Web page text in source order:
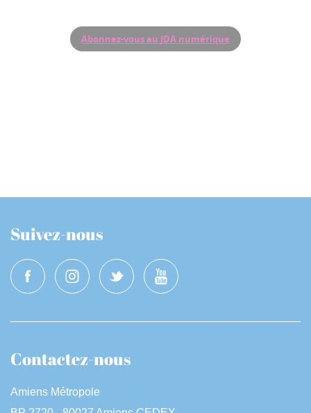
Abonnez-vous au JDA numérique
Suivez-nous
Contactez-nous
Amiens Métropole